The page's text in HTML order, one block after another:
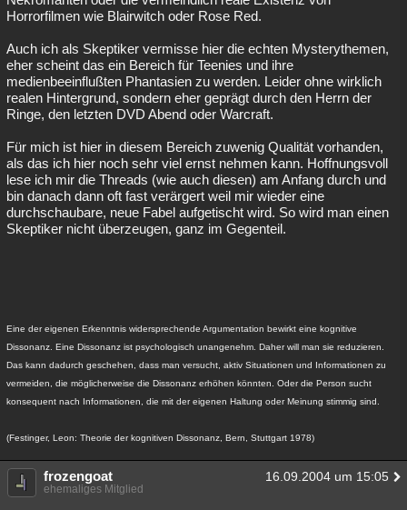
Horrorfilmen wie Blairwitch oder Rose Red.
Auch ich als Skeptiker vermisse hier die echten Mysterythemen,
eher scheint das ein Bereich für Teenies und ihre
medienbeeinflußten Phantasien zu werden. Leider ohne wirklich
realen Hintergrund, sondern eher geprägt durch den Herrn der
Ringe, den letzten DVD Abend oder Warcraft.
Für mich ist hier in diesem Bereich zuwenig Qualität vorhanden,
als das ich hier noch sehr viel ernst nehmen kann. Hoffnungsvoll
lese ich mir die Threads (wie auch diesen) am Anfang durch und
bin danach dann oft fast verärgert weil mir wieder eine
durchschaubare, neue Fabel aufgetischt wird. So wird man einen
Skeptiker nicht überzeugen, ganz im Gegenteil.
Eine der eigenen Erkenntnis widersprechende Argumentation bewirkt eine kognitive
Dissonanz. Eine Dissonanz ist psychologisch unangenehm. Daher will man sie reduzieren.
Das kann dadurch geschehen, dass man versucht, aktiv Situationen und Informationen zu
vermeiden, die möglicherweise die Dissonanz erhöhen könnten. Oder die Person sucht
konsequent nach Informationen, die mit der eigenen Haltung oder Meinung stimmig sind.
(Festinger, Leon: Theorie der kognitiven Dissonanz, Bern, Stuttgart 1978)
frozengoat 16.09.2004 um 15:05
ehemaliges Mitglied